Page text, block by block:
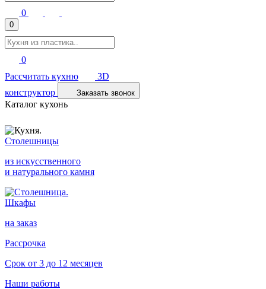
0
0
0
Рассчитать кухню
3D
конструктор
Заказать звонок
Каталог кухонь
Столешницы
из искусственного
и натурального камня
Шкафы
на заказ
Рассрочка
Срок от 3 до 12 месяцев
Наши работы